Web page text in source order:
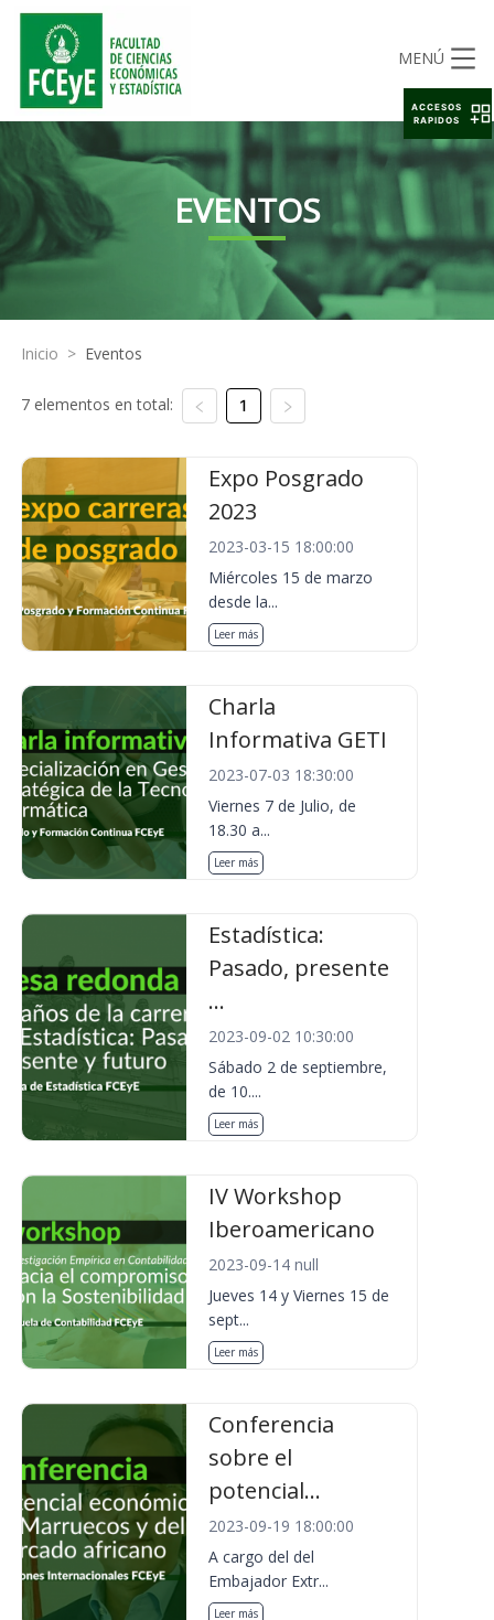
MENÚ
EVENTOS
Inicio > Eventos
7 elementos en total: 1
Expo Posgrado
2023
2023-03-15 18:00:00
Miércoles 15 de marzo
desde la...
Leer más
Charla
Informativa GETI
2023-07-03 18:30:00
Viernes 7 de Julio, de
18.30 a...
Leer más
Estadística:
Pasado, presente
...
2023-09-02 10:30:00
Sábado 2 de septiembre,
de 10....
Leer más
IV Workshop
Iberoamericano
2023-09-14 null
Jueves 14 y Viernes 15 de
sept...
Leer más
Conferencia
sobre el
potencial...
2023-09-19 18:00:00
A cargo del del
Embajador Extr...
Leer más
ACCESOS
RAPIDOS